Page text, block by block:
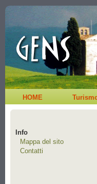
HOME
Info
Mappa del sito
Contatti